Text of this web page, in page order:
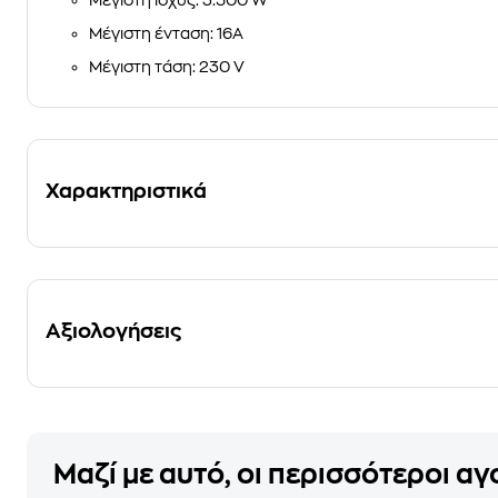
Μέγιστη ένταση: 16A
Μέγιστη τάση: 230 V
Χαρακτηριστικά
Αξιολογήσεις
Μαζί με αυτό, οι περισσότεροι